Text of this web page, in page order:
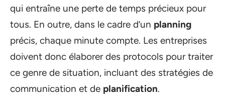
qui entraîne une perte de temps précieux pour
tous. En outre, dans le cadre d’un planning
précis, chaque minute compte. Les entreprises
doivent donc élaborer des protocols pour traiter
ce genre de situation, incluant des stratégies de
communication et de planification.